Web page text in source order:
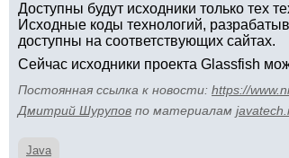
Доступны будут исходники только тех
Исходные коды технологий,
доступны на соответствующих сайтах.
Сейчаc исходники проекта Glassfish
Постоянная ссылка к новости: https://
Дмитрий Шурупов по материалам
Java